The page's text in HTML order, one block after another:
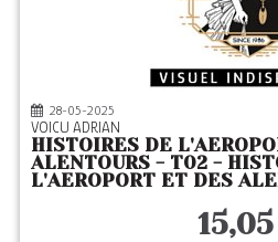
28-05-2025
VOICU ADRIAN
HISTOIRES DE
ALENTOURS - T02 -
L'AEROPORT ET DES